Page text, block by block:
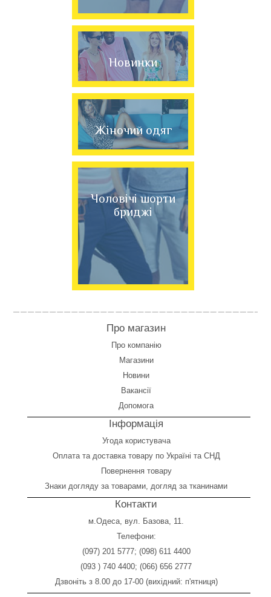
Новинки
Жіночий одяг
Чоловічі шорти
бриджі
Про магазин
Про компанію
Магазини
Новини
Вакансії
Допомога
Інформація
Угода користувача
Оплата та доставка товару по Україні та СНД
Повернення товару
Знаки догляду за товарами, догляд за тканинами
Контакти
м.Одеса, вул. Базова, 11.
Телефони:
(097) 201 5777; (098) 611 4400
(093 ) 740 4400; (066) 656 2777
Дзвоніть з 8.00 до 17-00 (вихідний: п'ятниця)